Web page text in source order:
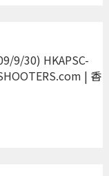
9/30) HKAPSC-
| 香